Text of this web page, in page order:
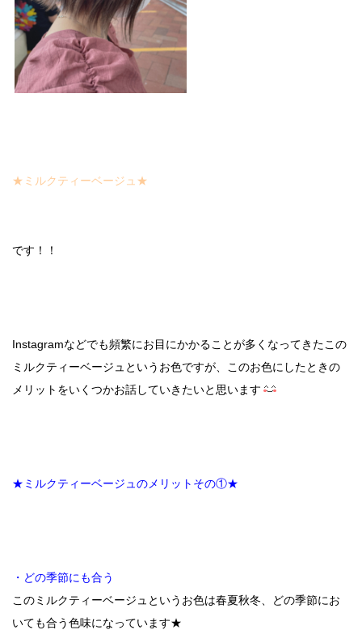
★ミルクティーベージュ★
です！！
Instagramなどでも頻繁にお目にかかることが多くなってきたこの
ミルクティーベージュというお色ですが、このお色にしたときの
メリットをいくつかお話していきたいと思います
★ミルクティーベージュのメリットその①★
・どの季節にも合う
このミルクティーベージュというお色は春夏秋冬、どの季節にお
いても合う色味になっています★